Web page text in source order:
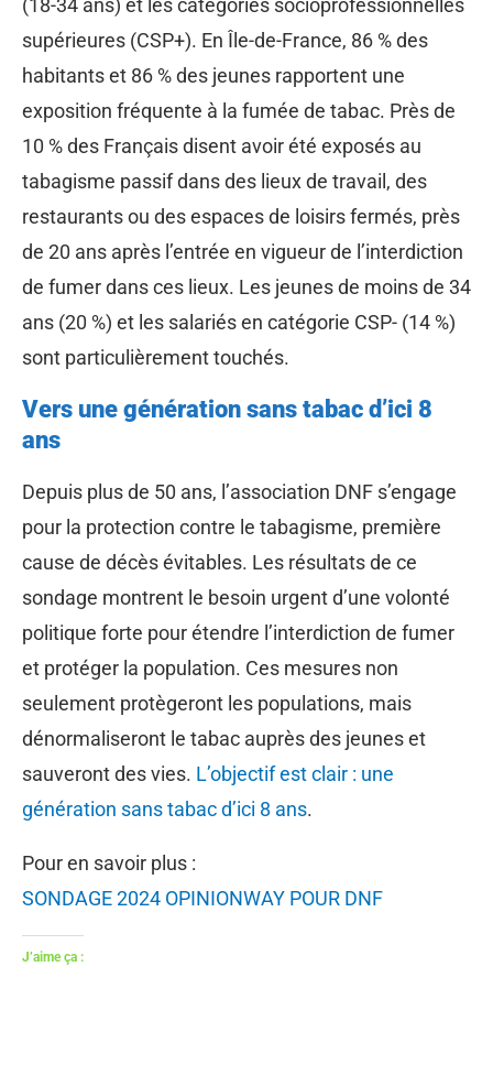
(18-34 ans) et les catégories socioprofessionnelles
supérieures (CSP+). En Île-de-France, 86 % des
habitants et 86 % des jeunes rapportent une
exposition fréquente à la fumée de tabac. Près de
10 % des Français disent avoir été exposés au
tabagisme passif dans des lieux de travail, des
restaurants ou des espaces de loisirs fermés, près
de 20 ans après l’entrée en vigueur de l’interdiction
de fumer dans ces lieux. Les jeunes de moins de 34
ans (20 %) et les salariés en catégorie CSP- (14 %)
sont particulièrement touchés.
Vers une génération sans tabac d’ici 8
ans
Depuis plus de 50 ans, l’association DNF s’engage
pour la protection contre le tabagisme, première
cause de décès évitables. Les résultats de ce
sondage montrent le besoin urgent d’une volonté
politique forte pour étendre l’interdiction de fumer
et protéger la population. Ces mesures non
seulement protègeront les populations, mais
dénormaliseront le tabac auprès des jeunes et
sauveront des vies. L’objectif est clair : une
génération sans tabac d’ici 8 ans.
Pour en savoir plus :
SONDAGE 2024 OPINIONWAY POUR DNF
J’aime ça :